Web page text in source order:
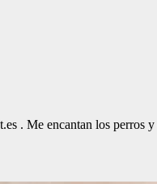
. Me encantan los perros